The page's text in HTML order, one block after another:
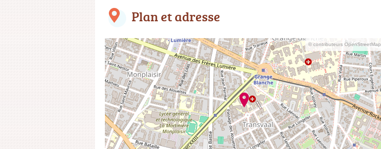
Plan et adresse
© contributeurs OpenStreetMap